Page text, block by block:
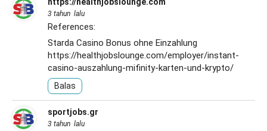
3 tahun lalu
References:
Starda Casino Bonus ohne Einzahlung
https://healthjobslounge.com/employer/instant-
casino-auszahlung-mifinity-karten-und-krypto/
Balas
sportjobs.gr
3 tahun lalu